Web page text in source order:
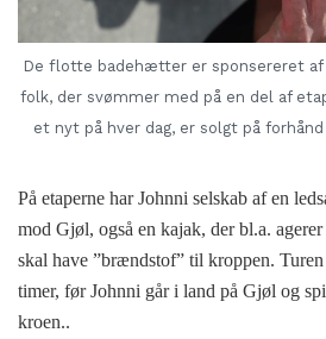
De flotte badehætter er sponsereret af
folk, der svømmer med på en del af
et nyt på hver dag, er solgt på
På etaperne har Johnni selskab af en
mod Gjøl, også en kajak, der bl.a.
skal have ”brændstof” til kroppen.
timer, før Johnni går i land på Gjøl og
kroen..